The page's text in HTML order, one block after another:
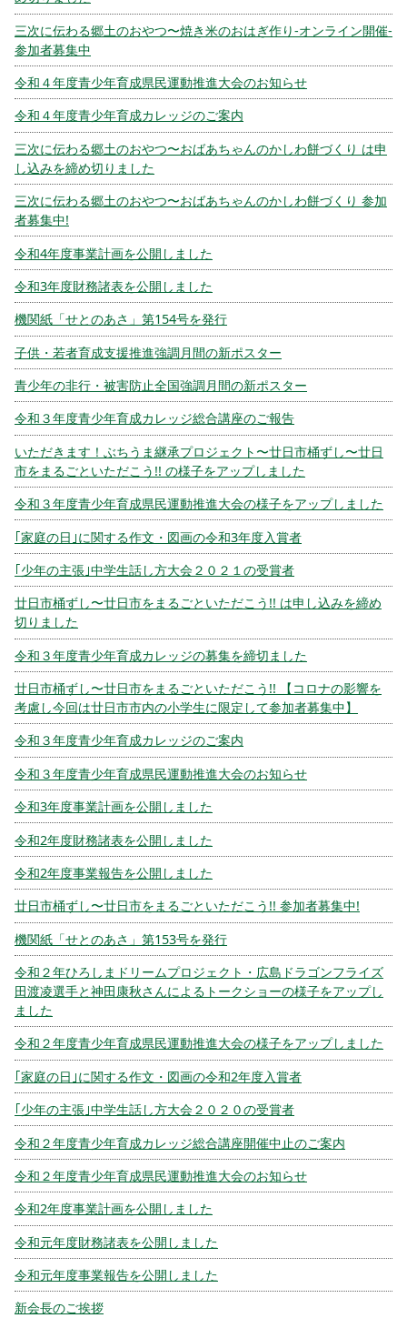
三次に伝わる郷土のおやつ〜焼き米のおはぎ作り-オンライン開催-
参加者募集中
令和４年度青少年育成県民運動推進大会のお知らせ
令和４年度青少年育成カレッジのご案内
三次に伝わる郷土のおやつ〜おばあちゃんのかしわ餅づくり は申
し込みを締め切りました
三次に伝わる郷土のおやつ〜おばあちゃんのかしわ餅づくり 参加
者募集中!
令和4年度事業計画を公開しました
令和3年度財務諸表を公開しました
機関紙「せとのあさ」第154号を発行
子供・若者育成支援推進強調月間の新ポスター
青少年の非行・被害防止全国強調月間の新ポスター
令和３年度青少年育成カレッジ総合講座のご報告
いただきます！ぶちうま継承プロジェクト〜廿日市桶ずし〜廿日
市をまるごといただこう!! の様子をアップしました
令和３年度青少年育成県民運動推進大会の様子をアップしました
｢家庭の日｣に関する作文・図画の令和3年度入賞者
｢少年の主張｣中学生話し方大会２０２１の受賞者
廿日市桶ずし〜廿日市をまるごといただこう!! は申し込みを締め
切りました
令和３年度青少年育成カレッジの募集を締切ました
廿日市桶ずし〜廿日市をまるごといただこう!! 【コロナの影響を
考慮し今回は廿日市市内の小学生に限定して参加者募集中】
令和３年度青少年育成カレッジのご案内
令和３年度青少年育成県民運動推進大会のお知らせ
令和3年度事業計画を公開しました
令和2年度財務諸表を公開しました
令和2年度事業報告を公開しました
廿日市桶ずし〜廿日市をまるごといただこう!! 参加者募集中!
機関紙「せとのあさ」第153号を発行
令和２年ひろしまドリームプロジェクト・広島ドラゴンフライズ
田渡凌選手と神田康秋さんによるトークショーの様子をアップし
ました
令和２年度青少年育成県民運動推進大会の様子をアップしました
｢家庭の日｣に関する作文・図画の令和2年度入賞者
｢少年の主張｣中学生話し方大会２０２０の受賞者
令和２年度青少年育成カレッジ総合講座開催中止のご案内
令和２年度青少年育成県民運動推進大会のお知らせ
令和2年度事業計画を公開しました
令和元年度財務諸表を公開しました
令和元年度事業報告を公開しました
新会長のご挨拶